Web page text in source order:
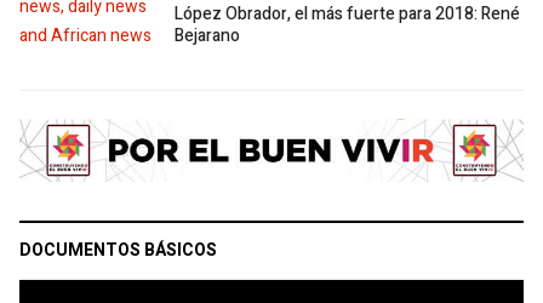
López Obrador, el más fuerte para 2018: René
Bejarano
DOCUMENTOS BÁSICOS